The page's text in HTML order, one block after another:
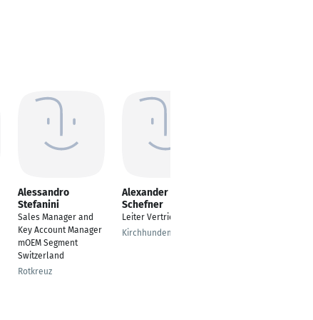
Alessandro
Stefanini
Sales Manager and
Key Account Manager
mOEM Segment
Switzerland
Rotkreuz
Alexander
Schefner
Leiter Vertrieb
Kirchhundem